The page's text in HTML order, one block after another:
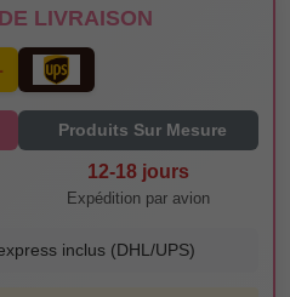
LIVRAISON
Produits Sur Mesure
12-18 jours
Expédition par avion
inclus (DHL/UPS)